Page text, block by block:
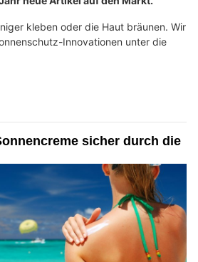
kleben oder die Haut bräunen. Wir
Innovationen unter die
sicher durch die